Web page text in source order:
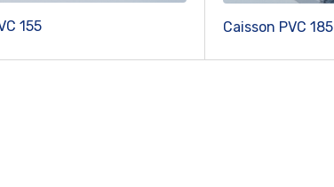
155 Caisson PVC 185